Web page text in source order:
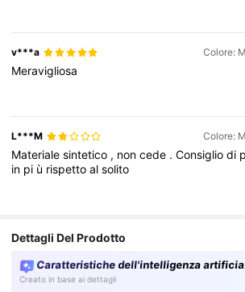
v***a Colore:
Meravigliosa
L***M Colore:
Materialesintetico , noncede .Consigliodi
in pi ù rispettoalsolito
Dettagli Del Prodotto
Caratteristiche dell'intelligenza
Creato in base ai dettagli